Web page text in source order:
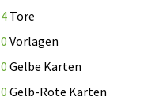
4 Tore
0 Vorlagen
0 Gelbe Karten
0 Gelb-Rote Karten